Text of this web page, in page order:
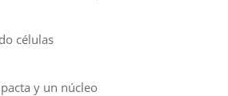
células
y un núcleo